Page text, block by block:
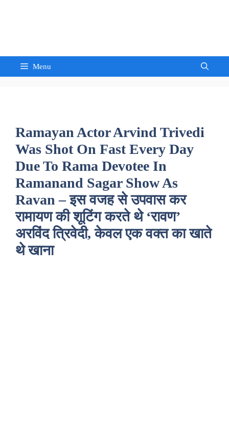
Menu
Ramayan Actor Arvind Trivedi
Was Shot On Fast Every Day
Due To Rama Devotee In
Ramanand Sagar Show As
Ravan – इस वजह से उपवास कर
रामायण की शूटिंग करते थे ‘रावण’
अरविंद त्रिवेदी, केवल एक वक्त का खाते
थे खाना